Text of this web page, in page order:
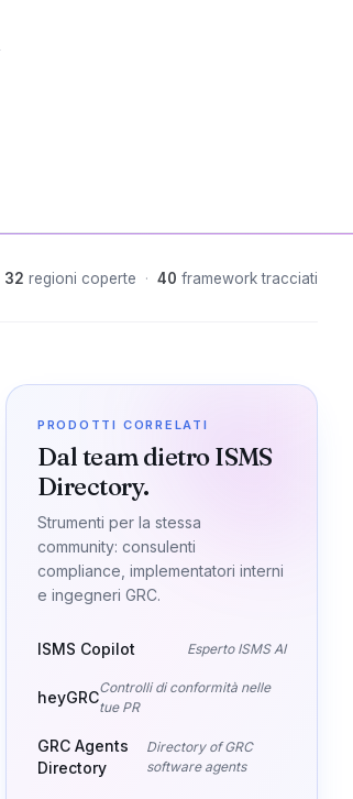
32 regioni coperte · 40 framework tracciati
PRODOTTI CORRELATI
Dal team dietro ISMS
Directory.
Strumenti per la stessa
community: consulenti
compliance, implementatori interni
e ingegneri GRC.
ISMS Copilot Esperto ISMS AI
heyGRC
Controlli di conformità nelle
tue PR
GRC Agents
Directory
Directory of GRC
software agents